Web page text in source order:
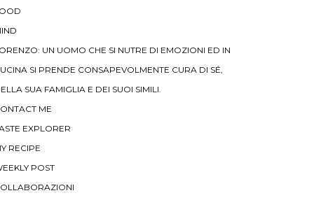
UN UOMO CHE SI NUTRE DI EMOZIONI ED IN
SI PRENDE CONSAPEVOLMENTE CURA DI SÉ,
SUA FAMIGLIA E DEI SUOI SIMILI.
ME
EXPLORER
RECIPE
POST